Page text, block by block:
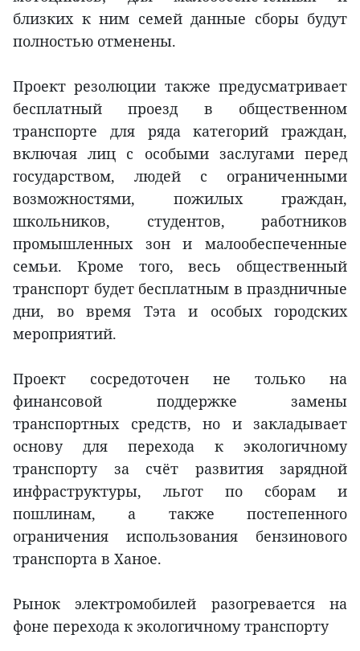
близких к ним семей данные сборы будут
полностью отменены.
Проект резолюции также предусматривает
бесплатный проезд в общественном
транспорте для ряда категорий граждан,
включая лиц с особыми заслугами перед
государством, людей с ограниченными
возможностями, пожилых граждан,
школьников, студентов, работников
промышленных зон и малообеспеченные
семьи. Кроме того, весь общественный
транспорт будет бесплатным в праздничные
дни, во время Тэта и особых городских
мероприятий.
Проект сосредоточен не только на
финансовой поддержке замены
транспортных средств, но и закладывает
основу для перехода к экологичному
транспорту за счёт развития зарядной
инфраструктуры, льгот по сборам и
пошлинам, а также постепенного
ограничения использования бензинового
транспорта в Ханое.
Рынок электромобилей разогревается на
фоне перехода к экологичному транспорту